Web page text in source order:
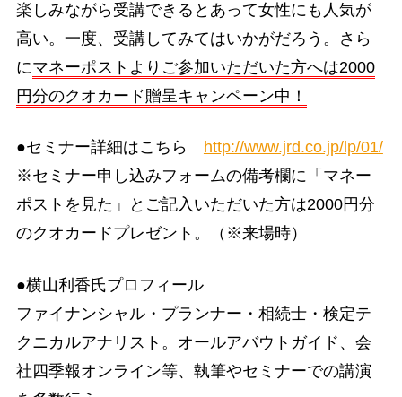
楽しみながら受講できるとあって女性にも人気が
高い。一度、受講してみてはいかがだろう。さら
にマネーポストよりご参加いただいた方へは2000
円分のクオカード贈呈キャンペーン中！
●セミナー詳細はこちら
http://www.jrd.co.jp/lp/01/
※セミナー申し込みフォームの備考欄に「マネー
ポストを見た」とご記入いただいた方は2000円分
のクオカードプレゼント。（※来場時）
●横山利香氏プロフィール
ファイナンシャル・プランナー・相続士・検定テ
クニカルアナリスト。オールアバウトガイド、会
社四季報オンライン等、執筆やセミナーでの講演